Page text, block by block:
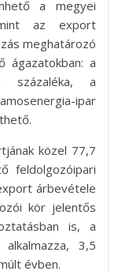
a megyei
az export
meghatározó
a
százaléka, a
ipar
közel 77,7
feldolgozóipari
árbevétele
kör jelentős
is, a
3,5
évben.